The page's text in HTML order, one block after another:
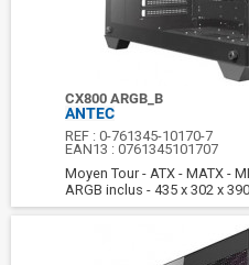
CX800 ARGB_B
ANTEC
REF :0-761345-10170-7
EAN13 :0761345101707
Moyen Tour - ATX - MATX -
ARGB inclus - 435 x 302 x